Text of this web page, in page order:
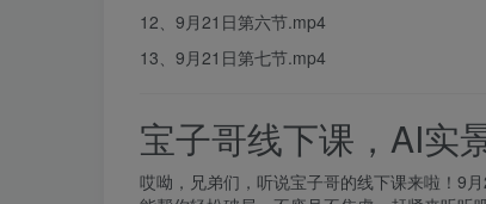
12、9月21日第六节.mp4
13、9月21日第七节.mp4
宝子哥线下课，AI实
哎呦，兄弟们，听说宝子哥的线下课来啦！9